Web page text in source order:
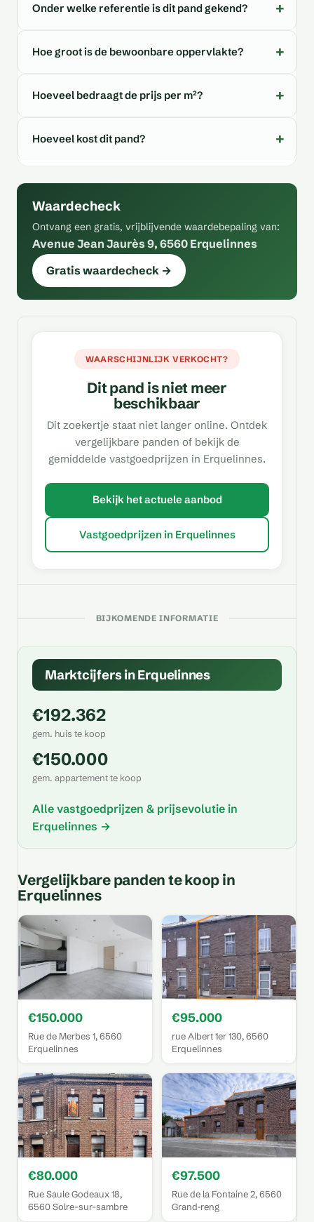
Onder welke referentie is dit pand gekend?
Hoe groot is de bewoonbare oppervlakte?
Hoeveel bedraagt de prijs per m²?
Hoeveel kost dit pand?
Waardecheck
Ontvang een gratis, vrijblijvende waardebepaling van:
Avenue Jean Jaurès 9, 6560 Erquelinnes
Gratis waardecheck →
WAARSCHIJNLIJK VERKOCHT?
Dit pand is niet meer
beschikbaar
Dit zoekertje staat niet langer online. Ontdek
vergelijkbare panden of bekijk de
gemiddelde vastgoedprijzen in Erquelinnes.
Bekijk het actuele aanbod
Vastgoedprijzen in Erquelinnes
BIJKOMENDE INFORMATIE
Marktcijfers in Erquelinnes
€192.362
gem. huis te koop
€150.000
gem. appartement te koop
Alle vastgoedprijzen & prijsevolutie in
Erquelinnes →
Vergelijkbare panden te koop in
Erquelinnes
€150.000
Rue de Merbes 1, 6560
Erquelinnes
€95.000
rue Albert 1er 130, 6560
Erquelinnes
€80.000
Rue Saule Godeaux 18,
6560 Solre-sur-sambre
€97.500
Rue de la Fontaine 2, 6560
Grand-reng